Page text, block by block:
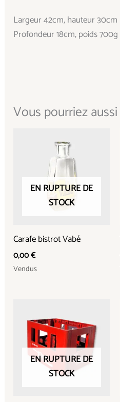
Largeur 42cm, hauteur 30cm
Profondeur 18cm, poids 700g
Vous pourriez aussi
EN RUPTURE DE
STOCK
Carafe bistrot Vabé
0,00€
Vendus
EN RUPTURE DE
STOCK